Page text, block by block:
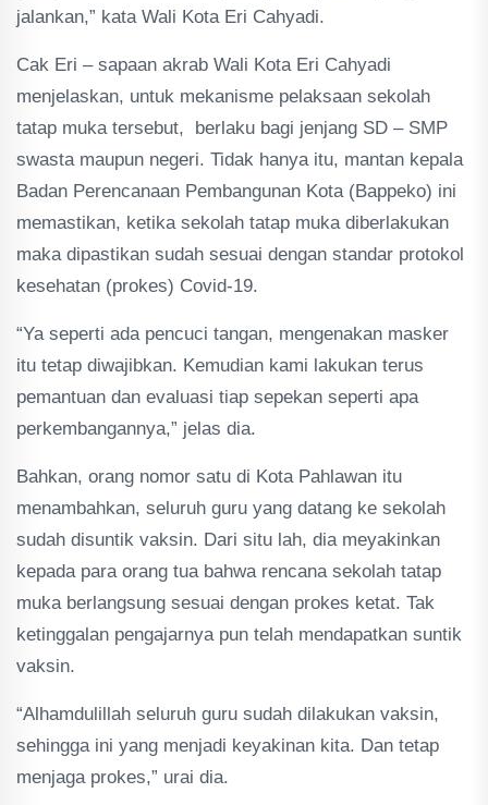
jalankan,” kata Wali Kota Eri Cahyadi.
Cak Eri – sapaan akrab Wali Kota Eri Cahyadi
menjelaskan, untuk mekanisme pelaksaan sekolah
tatap muka tersebut, berlaku bagi jenjang SD – SMP
swasta maupun negeri. Tidak hanya itu, mantan kepala
Badan Perencanaan Pembangunan Kota (Bappeko) ini
memastikan, ketika sekolah tatap muka diberlakukan
maka dipastikan sudah sesuai dengan standar protokol
kesehatan (prokes) Covid-19.
“Ya seperti ada pencuci tangan, mengenakan masker
itu tetap diwajibkan. Kemudian kami lakukan terus
pemantuan dan evaluasi tiap sepekan seperti apa
perkembangannya,” jelas dia.
Bahkan, orang nomor satu di Kota Pahlawan itu
menambahkan, seluruh guru yang datang ke sekolah
sudah disuntik vaksin. Dari situ lah, dia meyakinkan
kepada para orang tua bahwa rencana sekolah tatap
muka berlangsung sesuai dengan prokes ketat. Tak
ketinggalan pengajarnya pun telah mendapatkan suntik
vaksin.
“Alhamdulillah seluruh guru sudah dilakukan vaksin,
sehingga ini yang menjadi keyakinan kita. Dan tetap
menjaga prokes,” urai dia.